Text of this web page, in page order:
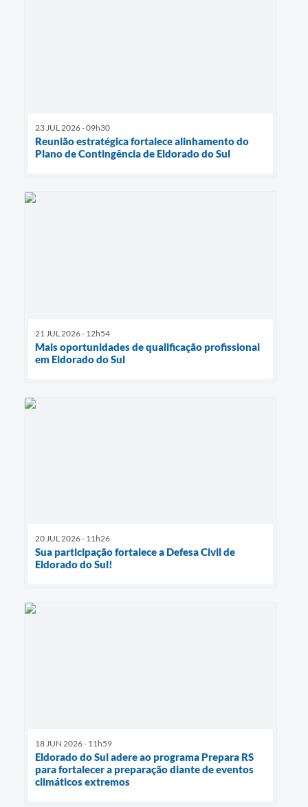
23 JUL 2026 - 09h30
Reunião estratégica fortalece alinhamento do
Plano de Contingência de Eldorado do Sul
21 JUL 2026 - 12h54
Mais oportunidades de qualificação profissional
em Eldorado do Sul
20 JUL 2026 - 11h26
Sua participação fortalece a Defesa Civil de
Eldorado do Sul!
18 JUN 2026 - 11h59
Eldorado do Sul adere ao programa Prepara RS
para fortalecer a preparação diante de eventos
climáticos extremos